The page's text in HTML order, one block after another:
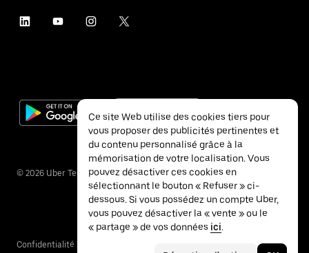
© 2026 Uber Technologies Inc.
Confidentialité
Ce site Web utilise des cookies tiers pour
vous proposer des publicités pertinentes et
du contenu personnalisé grâce à la
mémorisation de votre localisation. Vous
pouvez désactiver ces cookies en
sélectionnant le bouton « Refuser » ci-
dessous. Si vous possédez un compte Uber,
vous pouvez désactiver la « vente » ou le
« partage » de vos données ici.